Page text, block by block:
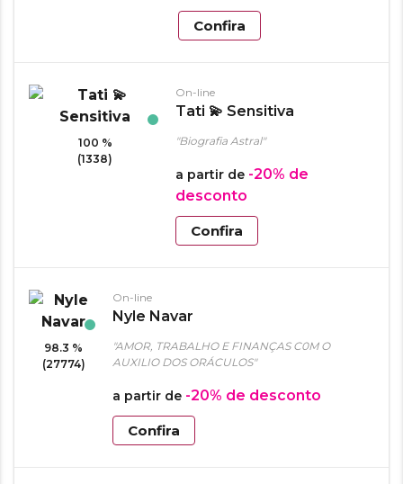
Confira
100 %
(1338)
On-line
Tati 💫 Sensitiva
"Biografia Astral"
a partir de -20% de
desconto
Confira
98.3 %
(27774)
On-line
Nyle Navar
"AMOR, TRABALHO E FINANÇAS C0M O
AUXILIO DOS ORÁCULOS"
a partir de -20% de desconto
Confira